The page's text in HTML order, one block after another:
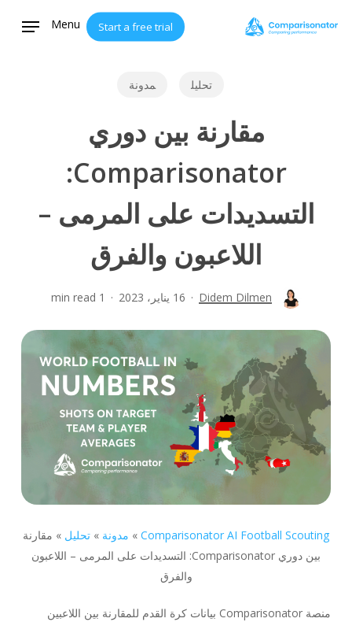
Start a free trial
Menu
تحليل مدونة
مقارنة بين دوري
Comparisonator:
التسديدات على المرمى –
اللاعبون والفرق
Didem Dilmen 16 يناير، 2023 1 min read
Comparisonator AI Football Scouting
» مدونة » تحليل » مقارنة
بين دوري Comparisonator: التسديدات على المرمى – اللاعبون
والفرق
منصة Comparisonator بيانات كرة القدم للمقارنة بين اللاعبين